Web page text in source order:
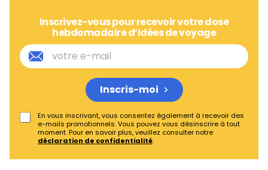
Inscrivez-vous pour recevoir votre dose
hebdomadaire d’idées de voyage
En vous inscrivant, vous consentez également à recevoir des
e-mails promotionnels. Vous pouvez vous désinscrire à tout
moment. Pour en savoir plus, veuillez consulter notre
déclaration de confidentialité.
Inscris-moi